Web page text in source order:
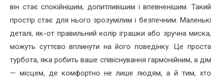
він стає спокійнішим, допитливішим і впевненішим. Такий
простір стає для нього зрозумілим і безпечним. Маленькі
деталі, як-от правильний колір іграшки або зручна миска,
можуть суттєво вплинути на його поведінку. Це проста
турбота, яка робить ваше співіснування гармонійним, а дім
— місцем, де комфортно не лише людям, а й тим, хто